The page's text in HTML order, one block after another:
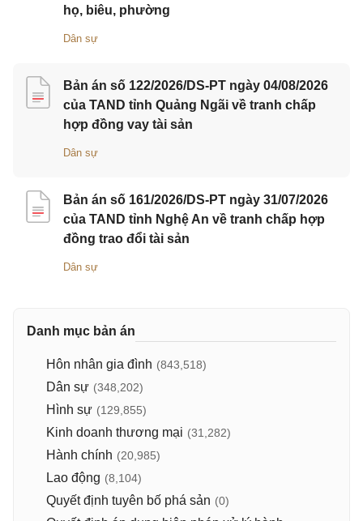
họ, biêu, phường
Dân sự
Bản án số 122/2026/DS-PT ngày 04/08/2026
của TAND tỉnh Quảng Ngãi về tranh chấp
hợp đồng vay tài sản
Dân sự
Bản án số 161/2026/DS-PT ngày 31/07/2026
của TAND tỉnh Nghệ An về tranh chấp hợp
đồng trao đổi tài sản
Dân sự
Danh mục bản án
Hôn nhân gia đình (843,518)
Dân sự (348,202)
Hình sự (129,855)
Kinh doanh thương mại (31,282)
Hành chính (20,985)
Lao động (8,104)
Quyết định tuyên bố phá sản (0)